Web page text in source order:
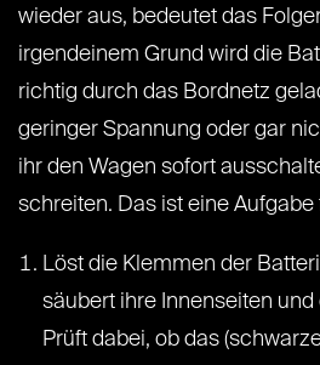
wieder aus, bedeutet das
irgendeinem Grund wird die
richtig durch das Bordnetz
geringer Spannung oder gar
ihr den Wagen sofort
schreiten. Das ist eine
Löst die Klemmen der
säubert ihre Innenseiten und
Prüft dabei, ob das